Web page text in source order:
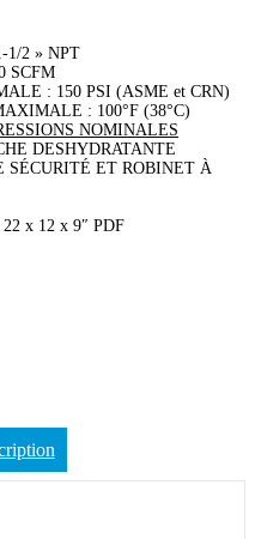
1/2 » NPT
SCFM
: 150 PSI (ASME et CRN)
: 100°F (38°C)
NOMINALES
DESHYDRATANTE
SÉCURITÉ ET ROBINET À
x 12 x 9″ PDF